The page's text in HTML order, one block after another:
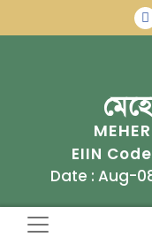
EIIN
Date : Aug-